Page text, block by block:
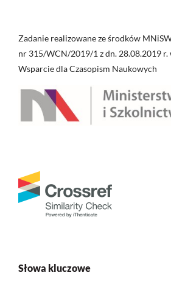
Zadanie realizowane ze środków
nr 315/WCN/2019/1 z dn. 28.08.2019
Wsparcie dla Czasopism Naukowych
Słowa kluczowe